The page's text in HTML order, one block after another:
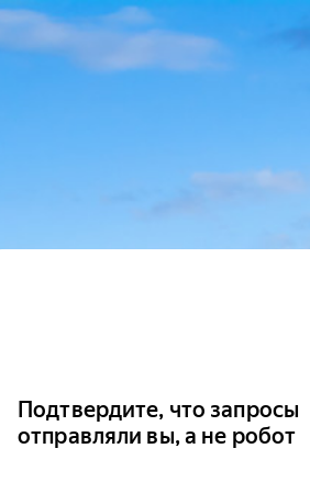
Подтвердите, что запросы
отправляли вы, а не робот